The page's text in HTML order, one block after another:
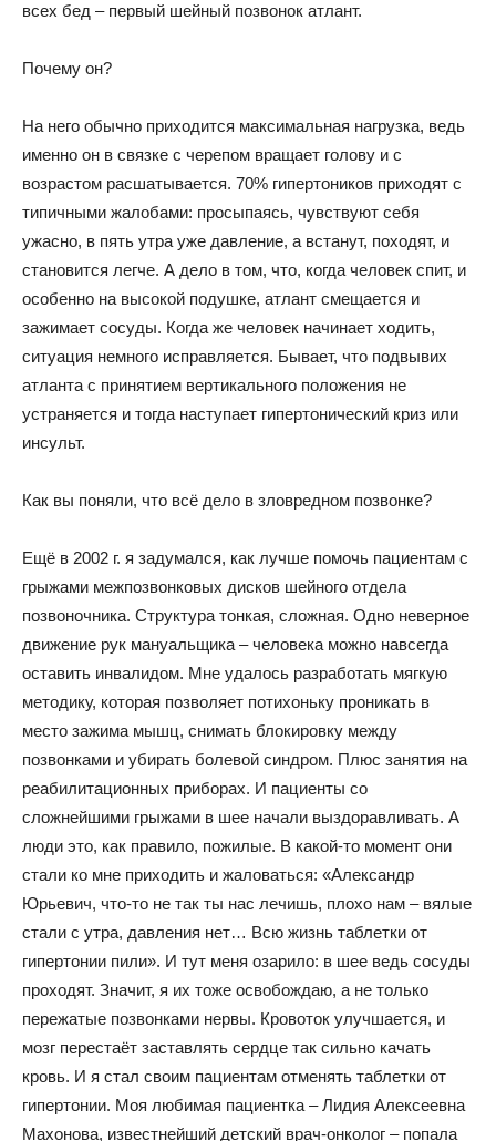
всех бед – первый шейный позвонок атлант.
Почему он?
На него обычно приходится максимальная нагрузка, ведь
именно он в связке с черепом вращает голову и с
возрастом расшатывается. 70% гипертоников приходят с
типичными жалобами: просыпаясь, чувствуют себя
ужасно, в пять утра уже давление, а встанут, походят, и
становится легче. А дело в том, что, когда человек спит, и
особенно на высокой подушке, атлант смещается и
зажимает сосуды. Когда же человек начинает ходить,
ситуация немного исправляется. Бывает, что подвывих
атланта с принятием вертикального положения не
устраняется и тогда наступает гипертонический криз или
инсульт.
Как вы поняли, что всё дело в зловредном позвонке?
Ещё в 2002 г. я задумался, как лучше помочь пациентам с
грыжами межпозвонковых дисков шейного отдела
позвоночника. Структура тонкая, сложная. Одно неверное
движение рук мануальщика – человека можно навсегда
оставить инвалидом. Мне удалось разработать мягкую
методику, которая позволяет потихоньку проникать в
место зажима мышц, снимать блокировку между
позвонками и убирать болевой синдром. Плюс занятия на
реабилитационных приборах. И пациенты со
сложнейшими грыжами в шее начали выздоравливать. А
люди это, как правило, пожилые. В какой-то момент они
стали ко мне приходить и жаловаться: «Александр
Юрьевич, что-то не так ты нас лечишь, плохо нам – вялые
стали с утра, давления нет… Всю жизнь таблетки от
гипертонии пили». И тут меня озарило: в шее ведь сосуды
проходят. Значит, я их тоже освобождаю, а не только
пережатые позвонками нервы. Кровоток улучшается, и
мозг перестаёт заставлять сердце так сильно качать
кровь. И я стал своим пациентам отменять таблетки от
гипертонии. Моя любимая пациентка – Лидия Алексеевна
Махонова, известнейший детский врач-онколог – попала